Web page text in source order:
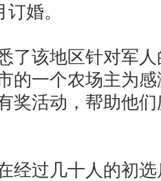
婚。
了该地区针对军
的一个农场主为
奖活动，帮助他
经过几十人的初